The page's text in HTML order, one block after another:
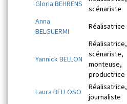
Gloria BEHRENS
scénariste
Anna
BELGUERMI
Réalisatrice
Yannick BELLON
Réalisatrice,
scénariste,
monteuse,
productrice
Laura BELLOSO
Réalisatrice,
journaliste